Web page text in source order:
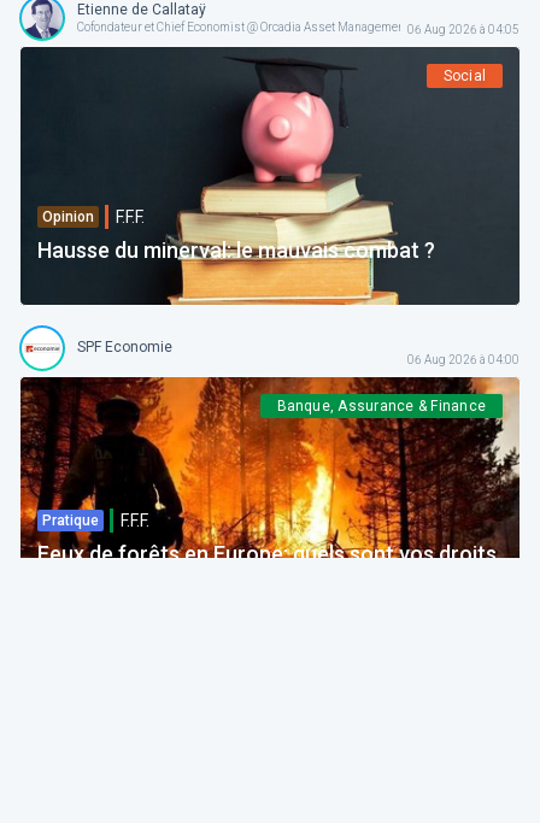
Etienne de Callataÿ
Cofondateur et Chief Economist @ Orcadia Asset Management06 Aug 2026 à 04:05
Social
Opinion F.F.F.
Hausse du minerval: le mauvais combat ?
SPF Economie
06 Aug 2026 à 04:00
Banque, Assurance & Finance
Pratique F.F.F.
Feux de forêts en Europe: quels sont vos droits